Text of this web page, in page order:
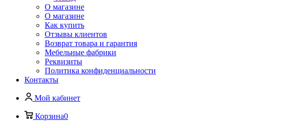
О магазине
О магазине
Как купить
Отзывы клиентов
Возврат товара и гарантия
Мебельные фабрики
Реквизиты
Политика конфиденциальности
Контакты
Мой кабинет
Корзина0